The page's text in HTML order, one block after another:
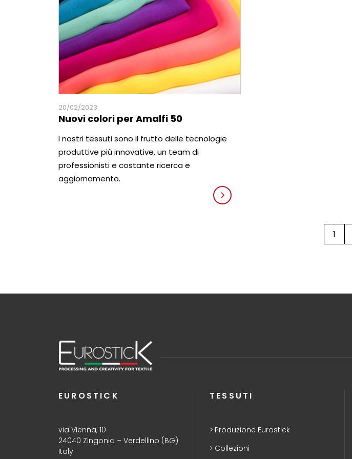
20/02/2023
Nuovi colori per Amalfi 50
I nostri tessuti sono il frutto delle tecnologie
produttive più innovative, un team di
professionisti e costante ricerca e
aggiornamento.
1
EUROSTICK
via Vienna, 10
24040 Zingonia – Verdellino (BG)
Italy
TESSUTI
Produzione Eurostick
Collezioni